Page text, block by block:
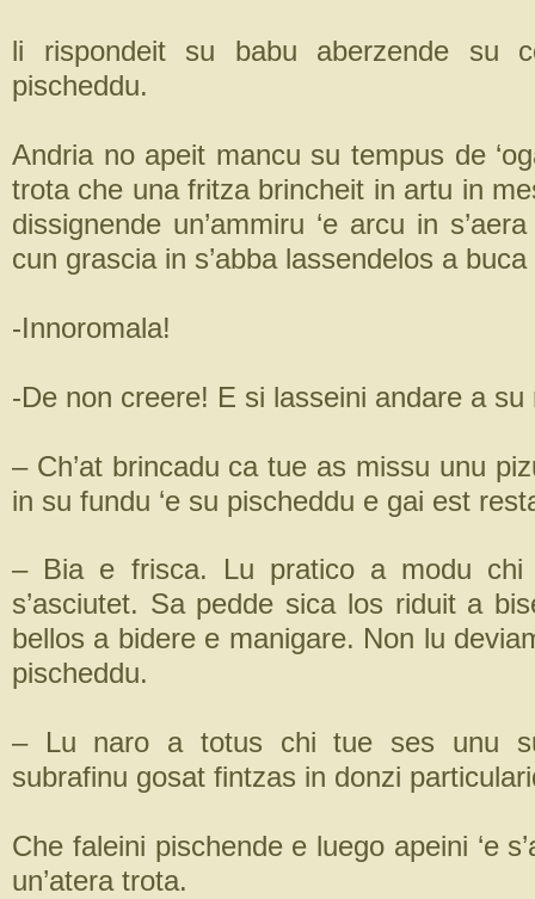
li rispondeit su babu aberzende su
pischeddu.
Andria no apeit mancu su tempus de
trota che una fritza brincheit in artu in
dissignende un’ammiru ‘e arcu in
cun grascia in s’abba lassendelos a
-Innoromala!
-De non creere! E si lasseini andare a su
– Ch’at brincadu ca tue as missu unu
in su fundu ‘e su pischeddu e gai est
– Bia e frisca. Lu pratico a modu chi
s’asciutet. Sa pedde sica los riduit a
bellos a bidere e manigare. Non lu
pischeddu.
– Lu naro a totus chi tue ses unu
subrafinu gosat fintzas in donzi
Che faleini pischende e luego apeini ‘e
un’atera trota.